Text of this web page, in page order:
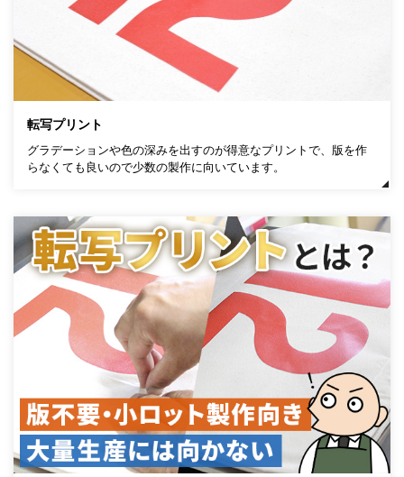
転写プリント
グラデーションや色の深みを出すのが得意なプリントで、版を作
らなくても良いので少数の製作に向いています。